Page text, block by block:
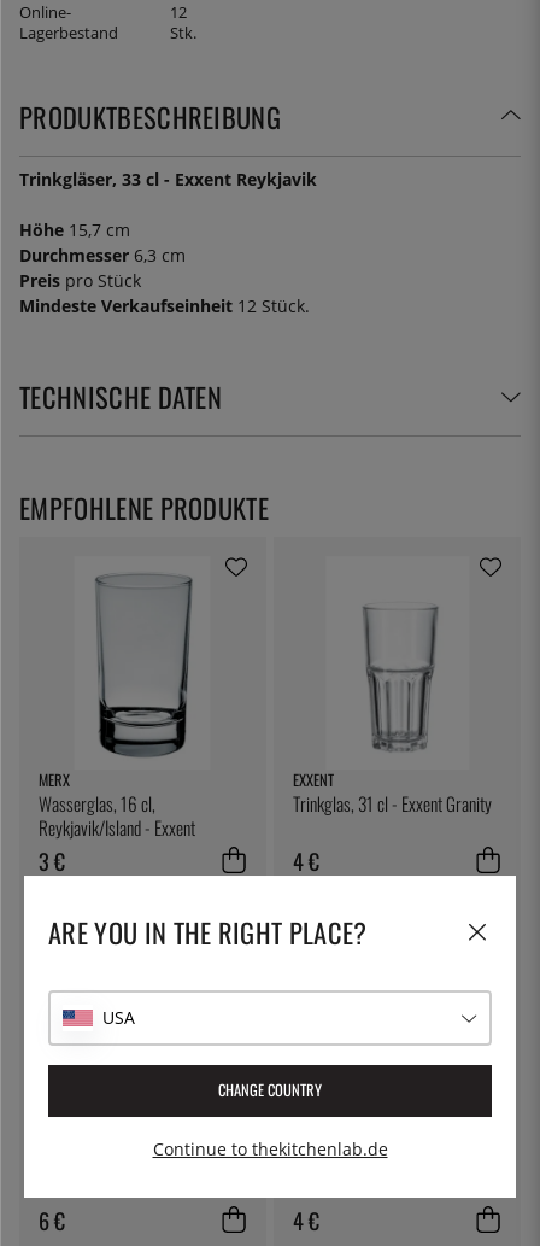
Online-
Lagerbestand
12
Stk.
PRODUKTBESCHREIBUNG
Trinkgläser, 33 cl - Exxent Reykjavik
Höhe 15,7 cm
Durchmesser 6,3 cm
Preis pro Stück
Mindeste Verkaufseinheit 12 Stück.
TECHNISCHE DATEN
MERX
Wasserglas, 16 cl,
Reykjavik/Island - Exxent
3 €
EXXENT
Trinkglas, 31 cl - Exxent Granity
4 €
Kartoffelschäler - Jonas of
6 €
BERNAL
Oliven, Manzanilla - Bernal
4 €
EMPFOHLENE PRODUKTE
ARE YOU IN THE RIGHT PLACE?
USA
CHANGE COUNTRY
Continue to thekitchenlab.de